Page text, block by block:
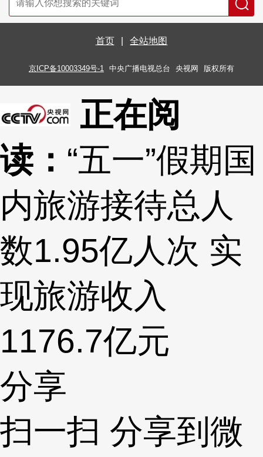
首页 全站地图
京ICP备10003349号-1 中央广播电视总台 央视网 版权所有
正在阅
读： “五一”假期国
内旅游接待总人
数1.95亿人次 实
现旅游收入
1176.7亿元
分享
扫一扫 分享到微